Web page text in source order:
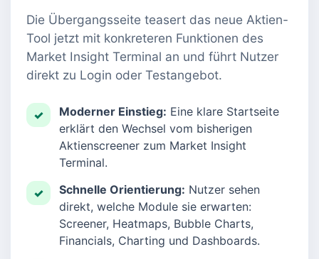
Die Übergangsseite teasert das neue Aktien-
Tool jetzt mit konkreteren Funktionen des
Market Insight Terminal an und führt Nutzer
direkt zu Login oder Testangebot.
✓ Moderner Einstieg: Eine klare Startseite
erklärt den Wechsel vom bisherigen
Aktienscreener zum Market Insight
Terminal.
✓ Schnelle Orientierung: Nutzer sehen
direkt, welche Module sie erwarten:
Screener, Heatmaps, Bubble Charts,
Financials, Charting und Dashboards.